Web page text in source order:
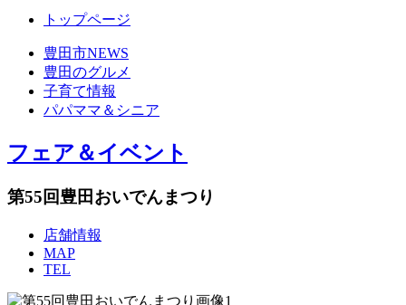
トップページ
豊田市NEWS
豊田のグルメ
子育て情報
パパママ＆シニア
フェア＆イベント
第55回豊田おいでんまつり
店舗情報
MAP
TEL